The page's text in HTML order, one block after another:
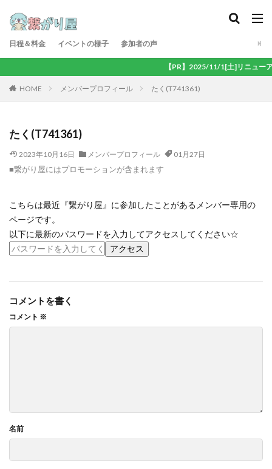
日程＆料金 イベントの様子 参加者の声
【PR】2025/11/1[土]リニューアル
HOME メンバープロフィール たく(T741361)
たく(T741361)
2023年10月16日 メンバープロフィール 01月27日
■繋がり屋にはプロモーションが含まれます
こちらは最近『繋がり屋』に参加したことがあるメンバー専用の
ページです。
以下に最新のパスワードを入力してアクセスしてください☆
コメントを書く
コメント ※
名前